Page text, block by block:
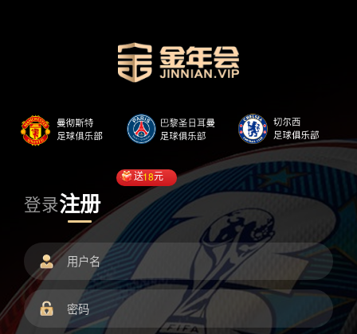
登录注册
送18元